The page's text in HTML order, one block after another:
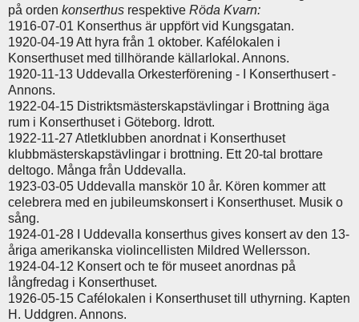
på orden konserthus respektive Röda Kvarn:
1916-07-01 Konserthus är uppfört vid Kungsgatan.
1920-04-19 Att hyra från 1 oktober. Kafélokalen i
Konserthuset med tillhörande källarlokal. Annons.
1920-11-13 Uddevalla Orkesterförening - I Konserthusert -
Annons.
1922-04-15 Distriktsmästerskapstävlingar i Brottning äga
rum i Konserthuset i Göteborg. Idrott.
1922-11-27 Atletklubben anordnat i Konserthuset
klubbmästerskapstävlingar i brottning. Ett 20-tal brottare
deltogo. Många från Uddevalla.
1923-03-05 Uddevalla manskör 10 år. Kören kommer att
celebrera med en jubileumskonsert i Konserthuset. Musik o
sång.
1924-01-28 I Uddevalla konserthus gives konsert av den 13-
åriga amerikanska violincellisten Mildred Wellersson.
1924-04-12 Konsert och te för museet anordnas på
långfredag i Konserthuset.
1926-05-15 Cafélokalen i Konserthuset till uthyrning. Kapten
H. Uddgren. Annons.